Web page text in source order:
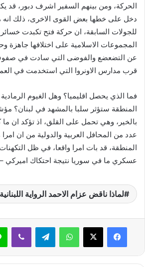
الحركة، ومن بينهم السفير اشرف دبور، قد
دخل على خطها بعض القوى الاخرى، ذلك انه
للجولات السابقة، ان حركة فتح تكبدت
المجموعات الاسلامية على اختلافها جاهزة
عن التضعضع والفوضى التي سادت في صفوف
قرب مدارس الاونروا التي استخدمت في
فما الذي يحصل اقليميا؟ وهل الغيوم
المنطقة ستؤثر سلبا بالمشهد في لبنان؟
بالخير، وهي تحمل على القلق، اذ تؤكد ان
عدد من المحافل العربية والدولية من ان
المنطقة، قد بات امرا واقعا، في ظل
عسكري ما في سوريا نتيجة احتكاك
لماذا ناقض عزام الاحمد الرواية
واتساب